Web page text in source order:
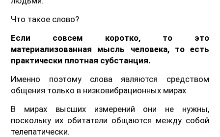
Что такое слово?
Если совсем коротко, то это
материализованная мысль человека, то есть
практически плотная субстанция.
Именно поэтому слова являются средством
общения только в низковибрационных мирах.
В мирах высших измерений они не нужны,
поскольку их обитатели общаются между собой
телепатически.